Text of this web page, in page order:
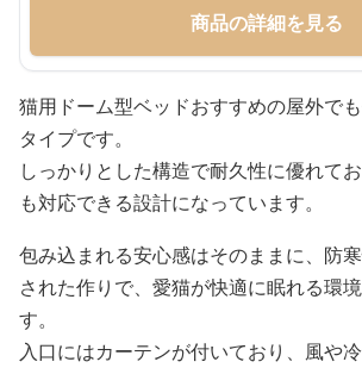
商品の詳細を見る
猫用ドーム型ベッドおすすめの屋外で
タイプです。
しっかりとした構造で耐久性に優れて
も対応できる設計になっています。
包み込まれる安心感はそのままに、防
された作りで、愛猫が快適に眠れる環
す。
入口にはカーテンが付いており、風や